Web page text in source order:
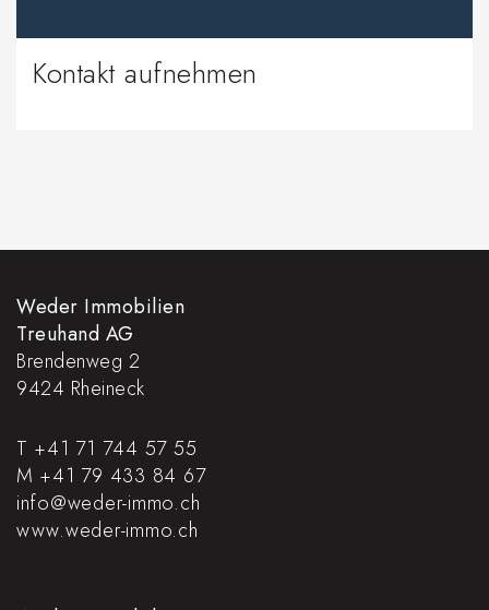
Kontakt aufnehmen
Weder Immobilien
Treuhand AG
Brendenweg 2
9424 Rheineck
T +41 71 744 57 55
M +41 79 433 84 67
info@weder-immo.ch
www.weder-immo.ch